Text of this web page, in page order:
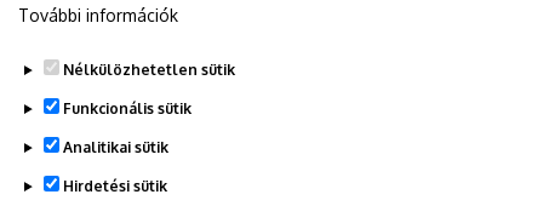
További információk
Nélkülözhetetlen sütik
Funkcionális sütik
Analitikai sütik
Hirdetési sütik